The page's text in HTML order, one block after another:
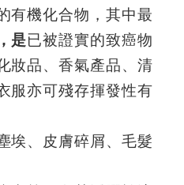
有機化合物，其中最
是已被證實的致癌物
妝品、香氣產品、清
服亦可殘存揮發性有
埃、皮膚碎屑、毛髮